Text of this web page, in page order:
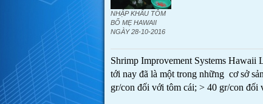
NHẬP KHẨU TÔM
BỐ MẸ HAWAII
NGÀY 28-10-2016
Shrimp Improvement Systems
tới nay đã là một trong những cơ sở
gr/con đối với tôm cái; > 40 gr/con đối